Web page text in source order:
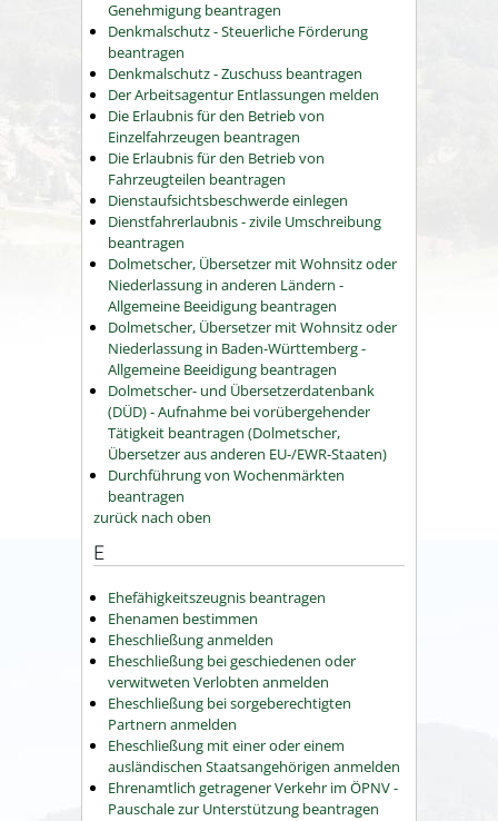
Genehmigung beantragen
Denkmalschutz - Steuerliche Förderung
beantragen
Denkmalschutz - Zuschuss beantragen
Der Arbeitsagentur Entlassungen melden
Die Erlaubnis für den Betrieb von
Einzelfahrzeugen beantragen
Die Erlaubnis für den Betrieb von
Fahrzeugteilen beantragen
Dienstaufsichtsbeschwerde einlegen
Dienstfahrerlaubnis - zivile Umschreibung
beantragen
Dolmetscher, Übersetzer mit Wohnsitz oder
Niederlassung in anderen Ländern -
Allgemeine Beeidigung beantragen
Dolmetscher, Übersetzer mit Wohnsitz oder
Niederlassung in Baden-Württemberg -
Allgemeine Beeidigung beantragen
Dolmetscher- und Übersetzerdatenbank
(DÜD) - Aufnahme bei vorübergehender
Tätigkeit beantragen (Dolmetscher,
Übersetzer aus anderen EU-/EWR-Staaten)
Durchführung von Wochenmärkten
beantragen
zurück nach oben
E
Ehefähigkeitszeugnis beantragen
Ehenamen bestimmen
Eheschließung anmelden
Eheschließung bei geschiedenen oder
verwitweten Verlobten anmelden
Eheschließung bei sorgeberechtigten
Partnern anmelden
Eheschließung mit einer oder einem
ausländischen Staatsangehörigen anmelden
Ehrenamtlich getragener Verkehr im ÖPNV -
Pauschale zur Unterstützung beantragen